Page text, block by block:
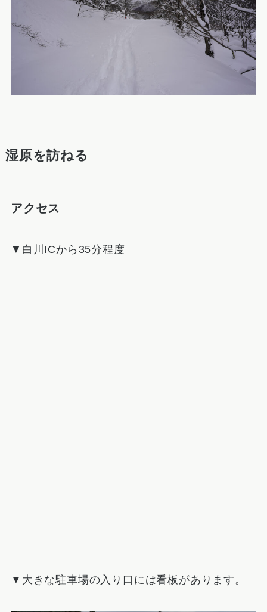
湿原を訪ねる
アクセス
▼白川ICから35分程度
▼大きな駐車場の入り口には看板があります。